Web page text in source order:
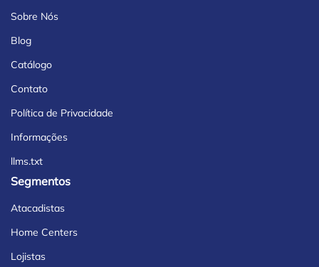
Sobre Nós
Blog
Catálogo
Contato
Política de Privacidade
Informações
llms.txt
Segmentos
Atacadistas
Home Centers
Lojistas